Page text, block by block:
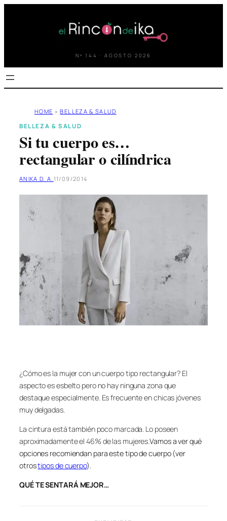
Nº 144 · AGOSTO 2026
HOME » BELLEZA & SALUD
BELLEZA & SALUD
Si tu cuerpo es…
rectangular o cilíndrica
ANIKA D. A. 11/09/2014
¿Cómo es la mujer con un cuerpo tipo rectangular? El
aspecto es esbelto pero no hay ninguna zona que
destaque especialmente. Es frecuente en chicas jóvenes
muy delgadas.
La cintura está también poco marcada. Lo poseen
aproximadamente el 46% de las mujeres.Vamos a ver qué
opciones recomiendan para este tipo de cuerpo (ver
otrostipos de cuerpo).
QUÉ TE SENTARÁ MEJOR…